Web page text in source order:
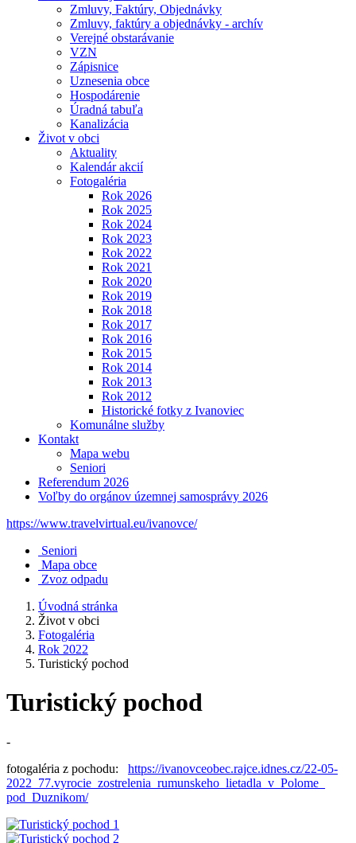
Zmluvy, Faktúry, Objednávky
Zmluvy, faktúry a objednávky - archív
Verejné obstarávanie
VZN
Zápisnice
Uznesenia obce
Hospodárenie
Úradná tabuľa
Kanalizácia
Život v obci
Aktuality
Kalendár akcií
Fotogaléria
Rok 2026
Rok 2025
Rok 2024
Rok 2023
Rok 2022
Rok 2021
Rok 2020
Rok 2019
Rok 2018
Rok 2017
Rok 2016
Rok 2015
Rok 2014
Rok 2013
Rok 2012
Historické fotky z Ivanoviec
Komunálne služby
Kontakt
Mapa webu
Seniori
Referendum 2026
Voľby do orgánov územnej samosprávy 2026
https://www.travelvirtual.eu/ivanovce/
Seniori
Mapa obce
Zvoz odpadu
Úvodná stránka
Život v obci
Fotogaléria
Rok 2022
Turistický pochod
Turistický pochod
-
fotogaléria z pochodu: https://ivanovceobec.rajce.idnes.cz/22-05-
2022_77.vyrocie_zostrelenia_ rumunskeho_lietadla_v_Polome_
pod_Duznikom/